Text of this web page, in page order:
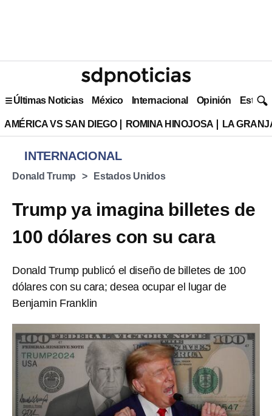
Últimas Noticias México Internacional Opinión Estilo
AMÉRICA VS SAN DIEGO ROMINA HINOJOSA LA
INTERNACIONAL
Donald Trump Estados Unidos
Trump ya imagina billetes de
100 dólares con su cara
Donald Trump publicó el diseño de billetes de 100
dólares con su cara; desea ocupar el lugar de
Benjamin Franklin